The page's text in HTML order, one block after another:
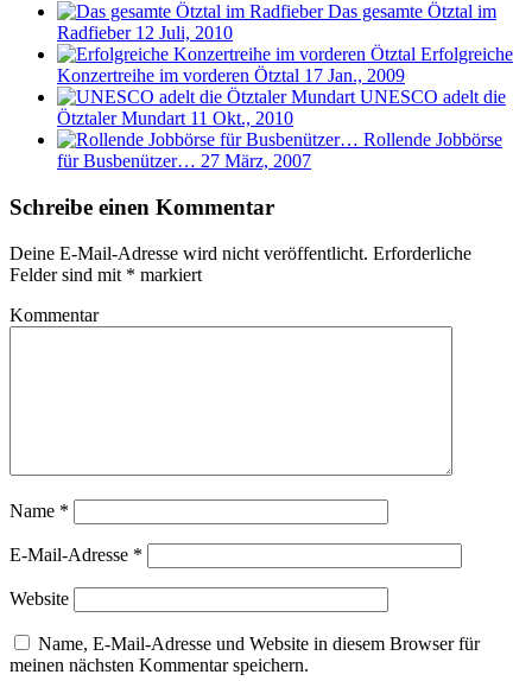
Das gesamte Ötztal im
Radfieber 12 Juli, 2010
Erfolgreiche
Konzertreihe im vorderen Ötztal 17 Jan., 2009
UNESCO adelt die
Ötztaler Mundart 11 Okt., 2010
Rollende Jobbörse
für Busbenützer… 27 März, 2007
Schreibe einen Kommentar
Deine E-Mail-Adresse wird nicht veröffentlicht. Erforderliche
Felder sind mit * markiert
Kommentar
Name *
E-Mail-Adresse *
Website
Name, E-Mail-Adresse und Website in diesem Browser für
meinen nächsten Kommentar speichern.